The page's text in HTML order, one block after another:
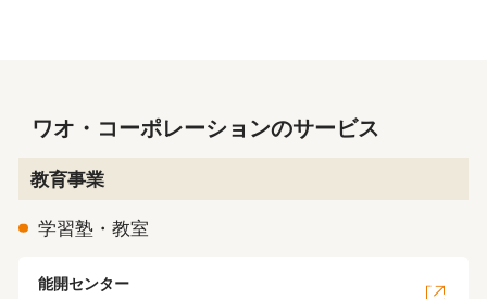
ワオ・コーポレーションのサービス
教育事業
学習塾・教室
能開センター